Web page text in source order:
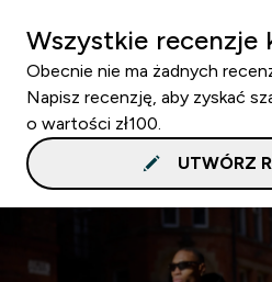
Wszystkie recenzje
Obecnie nie ma żadnych
Napisz recenzję, aby zyskać
o wartości zł100.
UTWÓRZ